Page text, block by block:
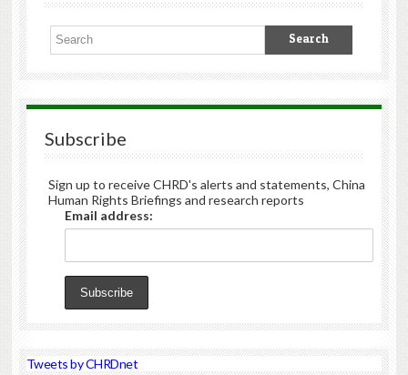
Subscribe
Sign up to receive CHRD's alerts and statements, China
Human Rights Briefings and research reports
Email address:
Tweets by CHRDnet